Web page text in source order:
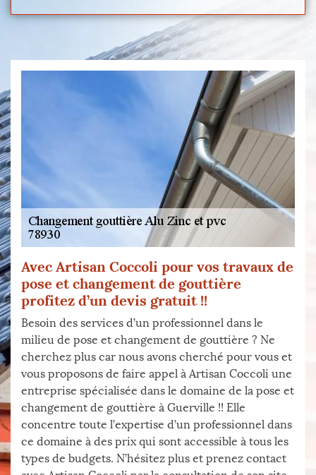
Avec Artisan Coccoli pour vos travaux de
pose et changement de gouttière
profitez d’un devis gratuit !!
Besoin des services d’un professionnel dans le
milieu de pose et changement de gouttière ? Ne
cherchez plus car nous avons cherché pour vous et
vous proposons de faire appel à Artisan Coccoli une
entreprise spécialisée dans le domaine de la pose et
changement de gouttière à Guerville !! Elle
concentre toute l’expertise d’un professionnel dans
ce domaine à des prix qui sont accessible à tous les
types de budgets. N’hésitez plus et prenez contact